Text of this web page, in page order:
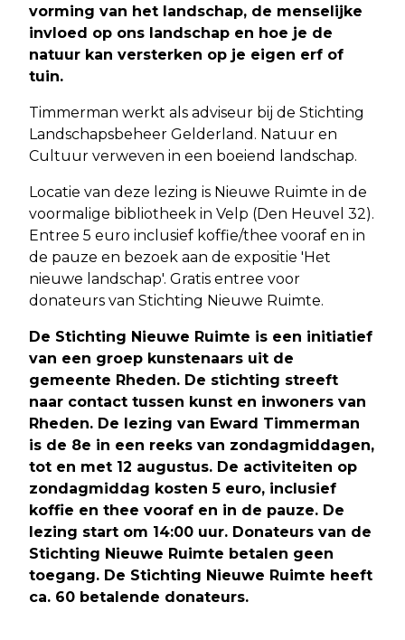
vorming van het landschap, de menselijke
invloed op ons landschap en hoe je de
natuur kan versterken op je eigen erf of
tuin.
Timmerman werkt als adviseur bij de Stichting
Landschapsbeheer Gelderland. Natuur en
Cultuur verweven in een boeiend landschap.
Locatie van deze lezing is Nieuwe Ruimte in de
voormalige bibliotheek in Velp (Den Heuvel 32).
Entree 5 euro inclusief koffie/thee vooraf en in
de pauze en bezoek aan de expositie 'Het
nieuwe landschap'. Gratis entree voor
donateurs van Stichting Nieuwe Ruimte.
De Stichting Nieuwe Ruimte is een initiatief
van een groep kunstenaars uit de
gemeente Rheden. De stichting streeft
naar contact tussen kunst en inwoners van
Rheden. De lezing van Eward Timmerman
is de 8e in een reeks van zondagmiddagen,
tot en met 12 augustus. De activiteiten op
zondagmiddag kosten 5 euro, inclusief
koffie en thee vooraf en in de pauze. De
lezing start om 14:00 uur. Donateurs van de
Stichting Nieuwe Ruimte betalen geen
toegang. De Stichting Nieuwe Ruimte heeft
ca. 60 betalende donateurs.